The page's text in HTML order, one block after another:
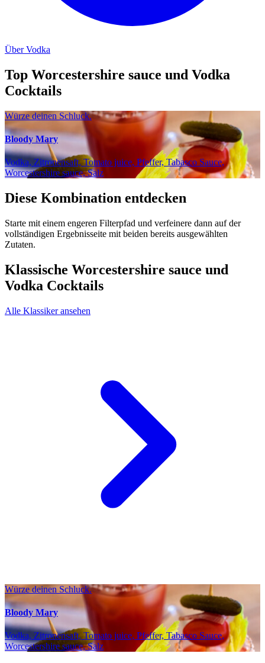
Über Vodka
Top Worcestershire sauce und Vodka
Cocktails
Würze deinen Schluck.
Bloody Mary
Vodka, Zitronensaft, Tomato juice, Pfeffer, Tabasco Sauce,
Worcestershire sauce, Salz
Diese Kombination entdecken
Starte mit einem engeren Filterpfad und verfeinere dann auf der
vollständigen Ergebnisseite mit beiden bereits ausgewählten
Zutaten.
Klassische Worcestershire sauce und
Vodka Cocktails
Alle Klassiker ansehen
Würze deinen Schluck.
Bloody Mary
Vodka, Zitronensaft, Tomato juice, Pfeffer, Tabasco Sauce,
Worcestershire sauce, Salz